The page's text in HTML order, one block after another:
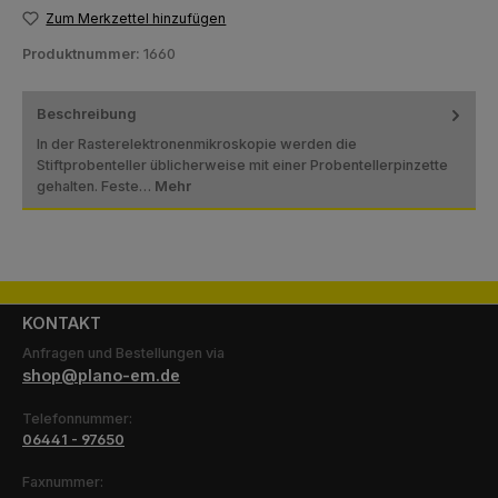
Zum Merkzettel hinzufügen
Produktnummer: 1660
Beschreibung
In der Rasterelektronenmikroskopie werden die
Stiftprobenteller üblicherweise mit einer Probentellerpinzette
gehalten. Feste… Mehr
KONTAKT
Anfragen und Bestellungen via
shop@plano-em.de
Telefonnummer:
06441 - 97650
Faxnummer: